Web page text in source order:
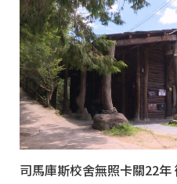
司馬庫斯校舍無照卡關22年